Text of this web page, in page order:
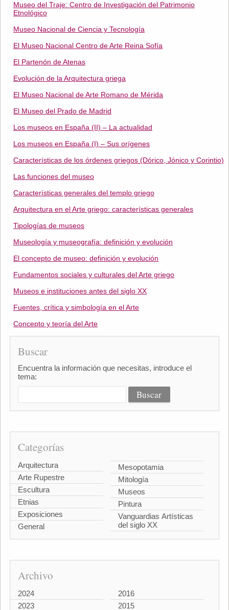
Museo del Traje: Centro de Investigación del Patrimonio
Etnológico
Museo Nacional de Ciencia y Tecnología
El Museo Nacional Centro de Arte Reina Sofía
El Partenón de Atenas
Evolución de la Arquitectura griega
El Museo Nacional de Arte Romano de Mérida
El Museo del Prado de Madrid
Los museos en España (II) – La actualidad
Los museos en España (I) – Sus orígenes
Características de los órdenes griegos (Dórico, Jónico y Corintio)
Las funciones del museo
Características generales del templo griego
Arquitectura en el Arte griego: características generales
Tipologías de museos
Museología y museografía: definición y evolución
El concepto de museo: definición y evolución
Fundamentos sociales y culturales del Arte griego
Museos e instituciones antes del siglo XX
Fuentes, crítica y simbología en el Arte
Concepto y teoría del Arte
Buscar
Encuentra la información que necesitas, introduce el
tema:
Categorías
Arquitectura
Arte Rupestre
Escultura
Etnias
Exposiciones
General
Mesopotamia
Mitología
Museos
Pintura
Vanguardias Artísticas
del siglo XX
Archivo
2024
2023
2016
2015